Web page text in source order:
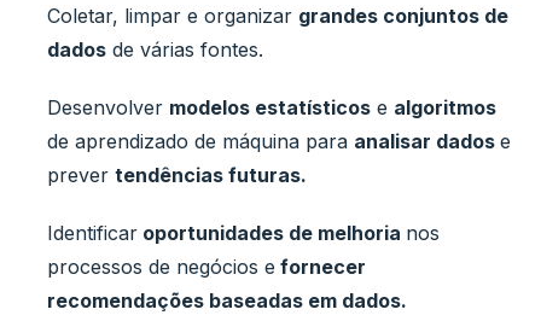
Coletar, limpar e organizar grandes conjuntos de
dados de várias fontes.
Desenvolver modelos estatísticos e algoritmos
de aprendizado de máquina para analisar dados e
prever tendências futuras.
Identificar oportunidades de melhoria nos
processos de negócios e fornecer
recomendações baseadas em dados.